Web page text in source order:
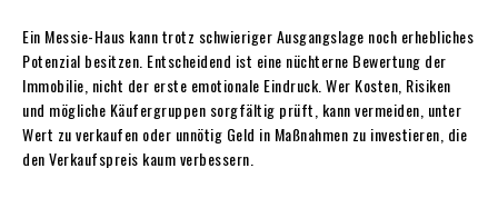
Ein Messie-Haus kann trotz schwieriger Ausgangslage noch erhebliches
Potenzial besitzen. Entscheidend ist eine nüchterne Bewertung der
Immobilie, nicht der erste emotionale Eindruck. Wer Kosten, Risiken
und mögliche Käufergruppen sorgfältig prüft, kann vermeiden, unter
Wert zu verkaufen oder unnötig Geld in Maßnahmen zu investieren, die
den Verkaufspreis kaum verbessern.